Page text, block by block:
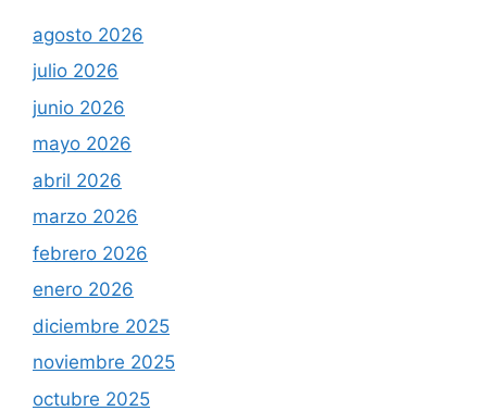
agosto 2026
julio 2026
junio 2026
mayo 2026
abril 2026
marzo 2026
febrero 2026
enero 2026
diciembre 2025
noviembre 2025
octubre 2025